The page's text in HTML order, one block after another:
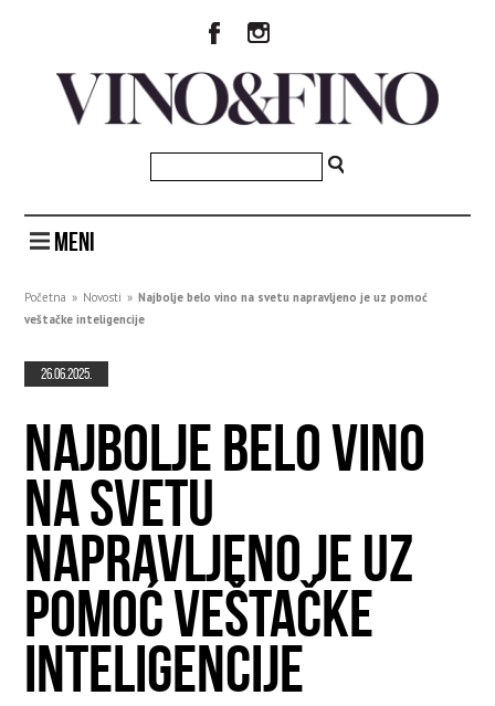
MENI
Početna » Novosti » Najbolje belo vino na svetu napravljeno je uz pomoć
veštačke inteligencije
26.06.2025.
NAJBOLJE BELO VINO
NA SVETU
NAPRAVLJENO JE UZ
POMOĆ VEŠTAČKE
INTELIGENCIJE